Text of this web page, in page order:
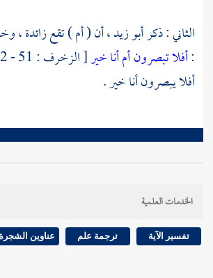
الثاني : ذكر أبو زيد ، أن ( أم ) تقع زائدة ،
:أفلا تبصرون أم أنا خير
أفلا يبصرون أنا خير .
الخدمات العلمية
تفسير الآية ترجمة علم عناوين